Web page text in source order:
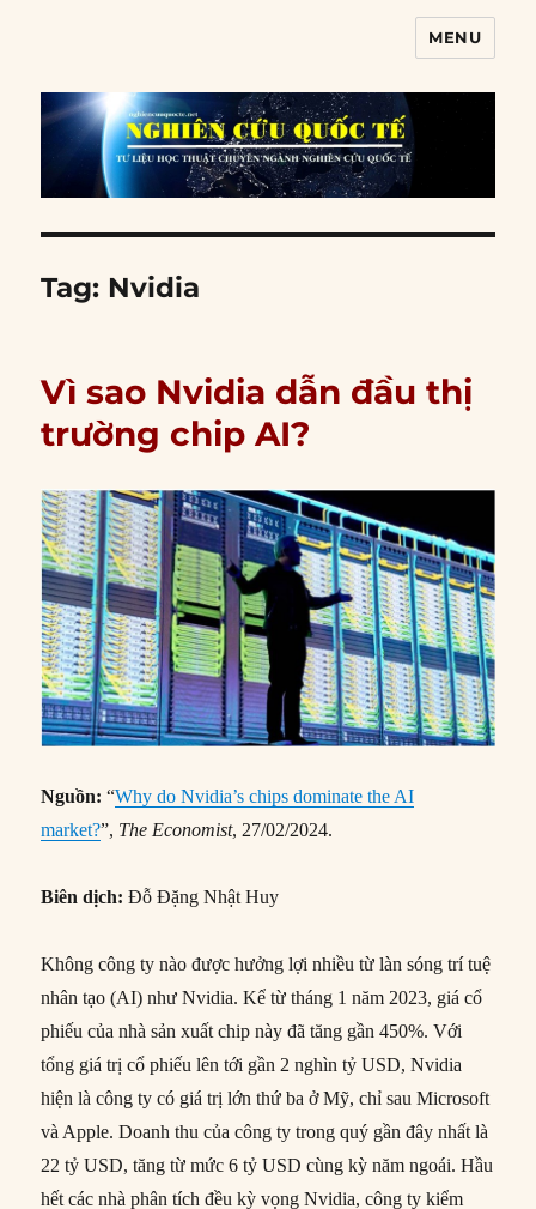
MENU
Tag: Nvidia
Vì sao Nvidia dẫn đầu thị
trường chip AI?
Nguồn: “Why do Nvidia’s chips dominate the AI
market?”, The Economist, 27/02/2024.
Biên dịch:Đỗ Đặng Nhật Huy
Không công ty nào được hưởng lợi nhiều từ làn sóng trí tuệ
nhân tạo (AI) như Nvidia. Kể từ tháng 1 năm 2023, giá cổ
phiếu của nhà sản xuất chip này đã tăng gần 450%. Với
tổng giá trị cổ phiếu lên tới gần 2 nghìn tỷ USD, Nvidia
hiện là công ty có giá trị lớn thứ ba ở Mỹ, chỉ sau Microsoft
và Apple. Doanh thu của công ty trong quý gần đây nhất là
22 tỷ USD, tăng từ mức 6 tỷ USD cùng kỳ năm ngoái. Hầu
hết các nhà phân tích đều kỳ vọng Nvidia, công ty kiểm